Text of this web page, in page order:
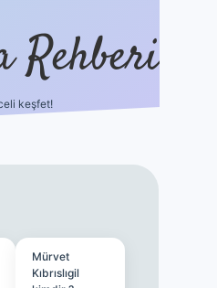
keşfet!
Mürvet
Kıbrıslıgil
tulipbet güncel